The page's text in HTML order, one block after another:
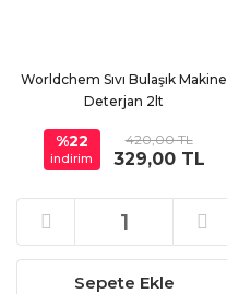
Worldchem Sıvı Bulaşık Makine
Deterjan 2lt
%22
indirim
420,00 TL
329,00 TL
Sepete Ekle